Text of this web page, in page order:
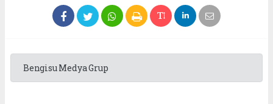
Bengisu Medya Grup